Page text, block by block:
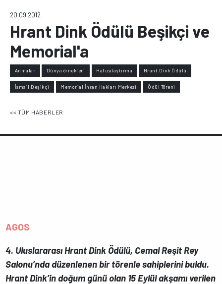
20.09.2012
Hrant Dink Ödülü Beşikçi ve
Memorial'a
Anmalar Dünya örnekleri Hafızalaştırma Hrant Dink Ödülü
İsmail Beşikçi Memorial İnsan Hakları Merkezi Ödül Töreni
<< TÜM HABERLER
AGOS
4. Uluslararası Hrant Dink Ödülü, Cemal Reşit Rey
Salonu’nda düzenlenen bir törenle sahiplerini buldu.
Hrant Dink’in doğum günü olan 15 Eylül akşamı verilen